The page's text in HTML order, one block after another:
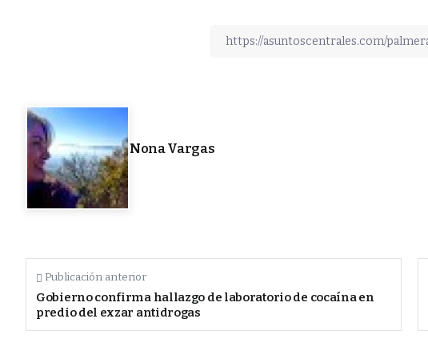
Nona Vargas
Publicación anterior
Gobierno confirma hallazgo de laboratorio de cocaína en
predio del exzar antidrogas